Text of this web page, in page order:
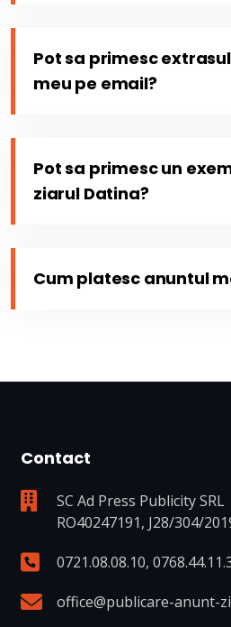
Pot sa primesc
meu pe email?
Pot sa primesc un
ziarul Datina?
Cum platesc anuntul
Contact
SC Ad Press Publicity SRL
RO40247191, J28/304/
0721.08.08.10,
office@publicare-anunt-